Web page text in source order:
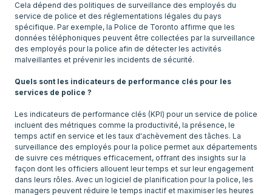
Cela dépend des politiques de surveillance des employés du
service de police et des réglementations légales du pays
spécifique. Par exemple, la Police de Toronto affirme que les
données téléphoniques peuvent être collectées par la surveillance
des employés pour la police afin de détecter les activités
malveillantes et prévenir les incidents de sécurité.
Quels sont les indicateurs de performance clés pour les
services de police ?
Les indicateurs de performance clés (KPI) pour un service de police
incluent des métriques comme la productivité, la présence, le
temps actif en service et les taux d'achèvement des tâches. La
surveillance des employés pour la police permet aux départements
de suivre ces métriques efficacement, offrant des insights sur la
façon dont les officiers allouent leur temps et sur leur engagement
dans leurs rôles. Avec un logiciel de planification pour la police, les
managers peuvent réduire le temps inactif et maximiser les heures